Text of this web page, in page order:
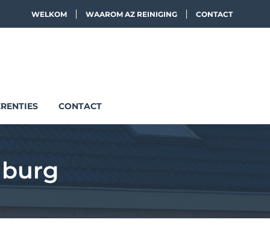
WELKOM WAAROM AZ REINIGING CONTACT
CONTACT